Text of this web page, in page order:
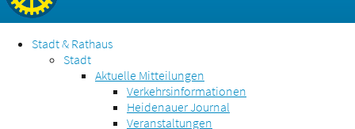
Stadt & Rathaus
Stadt
Aktuelle Mitteilungen
Verkehrsinformationen
Heidenauer Journal
Veranstaltungen